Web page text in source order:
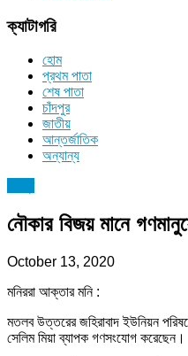
ক্যাটাগরি
হোম
প্রথম পাতা
শেষ পাতা
চাঁদপুর
জাতীয়
আন্তর্জাতিক
অন্যান্য
নৌকার বিজয় মানে
October 13, 2020
মনিররা আক্তার মনি :
মতলব উত্তরের জহিরাবাদ ইউনিয়ন
সেলিম মিয়া ব্যাপক গণসংযোগ করেছেন।